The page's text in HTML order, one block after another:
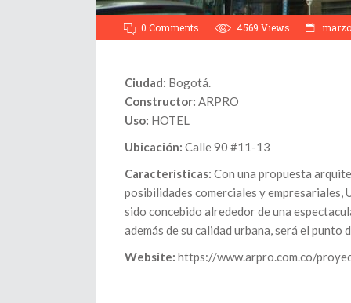
0 Comments 4569 Views
Ciudad: Bogotá.
Constructor: ARPRO
Uso: HOTEL
Ubicación: Calle 90 #11-13
Características: Con una propuesta
posibilidades comerciales y empresariales,
sido concebido alrededor de una
además de su calidad urbana, será el
Website: https://www.arpro.com.co/